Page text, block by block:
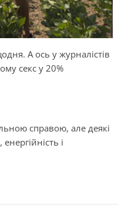
А ось у журналістів
секс у 20%
справою, але деякі
і